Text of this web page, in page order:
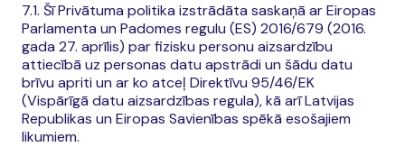
7.1. Šī Privātuma politika izstrādāta saskaņā ar Eiropas
Parlamenta un Padomes regulu (ES) 2016/679 (2016.
gada 27. aprīlis) par fizisku personu aizsardzību
attiecībā uz personas datu apstrādi un šādu datu
brīvu apriti un ar ko atceļ Direktīvu 95/46/EK
(Vispārīgā datu aizsardzības regula), kā arī Latvijas
Republikas un Eiropas Savienības spēkā esošajiem
likumiem.